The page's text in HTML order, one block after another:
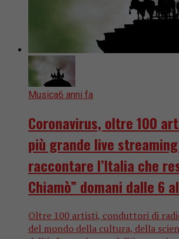
Musica6 anni fa
Coronavirus, oltre 100
più grande live
raccontare l’Italia che
Chiamò” domani dalle 6
Oltre 100 artisti, conduttori di
del mondo della cultura, della